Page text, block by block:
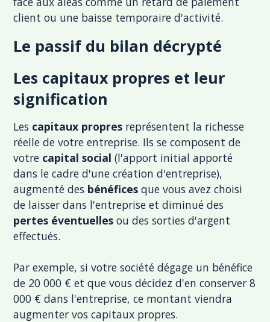
client ou une baisse temporaire d'activité.
Le passif du bilan décrypté
Les capitaux propres et leur
signification
Les capitaux propres représentent la richesse
réelle de votre entreprise. Ils se composent de
votre capital social(l'apport initial apporté
dans le cadre d'une création d'entreprise),
augmenté des bénéfices que vous avez choisi
de laisser dans l'entreprise et diminué des
pertes éventuelles ou des sorties d'argent
effectués.
Par exemple, si votre société dégage un bénéfice
de 20 000 € et que vous décidez d'en conserver 8
000 € dans l'entreprise, ce montant viendra
augmenter vos capitaux propres.